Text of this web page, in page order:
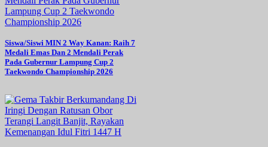
Siswa/Siswi MIN 2 Way Kanan: Raih 7
Medali Emas Dan 2 Mendali Perak
Pada Gubernur Lampung Cup 2
Taekwondo Championship 2026